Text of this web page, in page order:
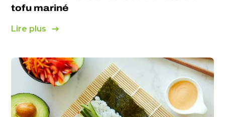
tofu mariné
Lire plus